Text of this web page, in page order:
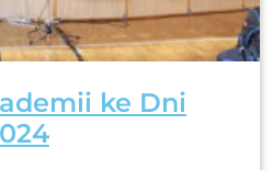
ke Dni